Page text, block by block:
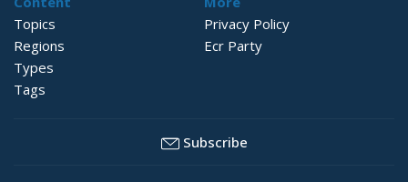
Topics
Regions
Types
Tags
Privacy Policy
Ecr Party
Subscribe